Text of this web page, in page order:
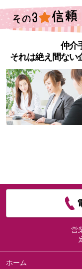
仲介
それは絶え間ない
営
ホーム